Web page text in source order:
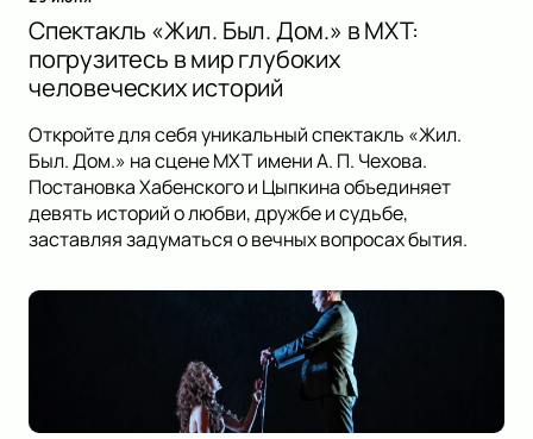
Спектакль «Жил. Был. Дом.» в МХТ:
погрузитесь в мир глубоких
человеческих историй
Откройте для себя уникальный спектакль «Жил.
Был. Дом.» на сцене МХТ имени А. П. Чехова.
Постановка Хабенского и Цыпкина объединяет
девять историй о любви, дружбе и судьбе,
заставляя задуматься о вечных вопросах бытия.